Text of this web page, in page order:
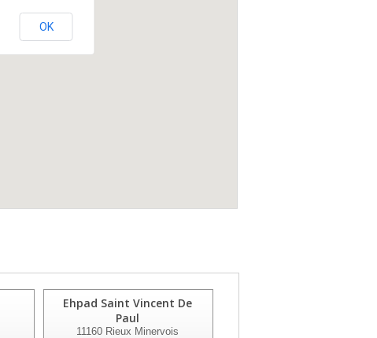
OK
Ehpad Saint Vincent De
Paul
11160 Rieux Minervois